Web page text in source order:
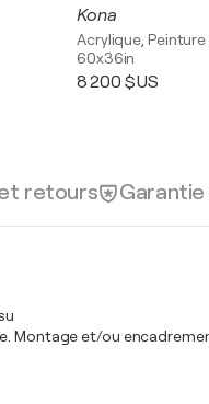
Kona
Acrylique,
60x36in
8 200 $US
retours
Montage et/ou